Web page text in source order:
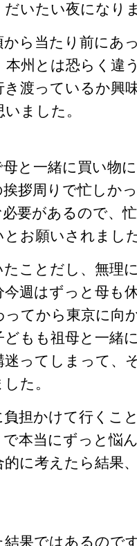
だいたい夜になり
ら当たり前にあ
本州とは恐らく違
渡っているか興
ました。
と一緒に買い物
拶周りで忙しか
要があるので、
お願いされまし
ことだし、無理
週はずっと母も
ってから東京に向
もも祖母と一緒
迷ってしまって、
た。
負担かけて行くこ
本当にずっと悩
に考えたら結果
果ではあるので